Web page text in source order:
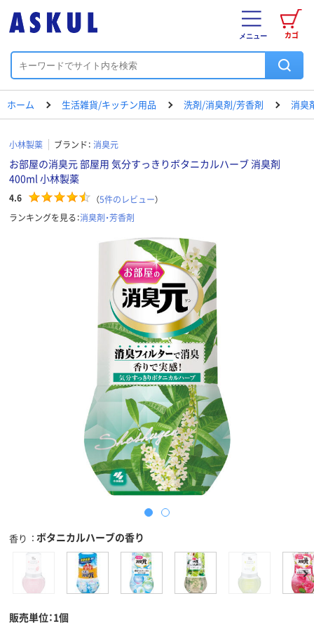
カゴ
メニュー
ホーム 生活雑貨/キッチン用品 洗剤/消臭剤/芳香剤 消臭
小林製薬 ブランド： 消臭元
お部屋の消臭元 部屋用 気分すっきりボタニカルハーブ 消臭剤
400ml 小林製薬
4.6 （5件のレビュー）
ランキングを見る：消臭剤・芳香剤
香り ボタニカルハーブの香り
販売単位：1個